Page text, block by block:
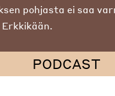
pohjasta ei saa
PODCAST